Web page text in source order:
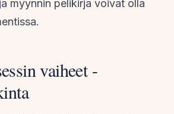
myynnin pelikirja voivat olla
vaiheet -